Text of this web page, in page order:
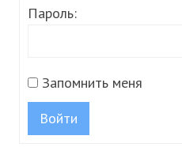
Пароль:
Запомнить меня
Войти